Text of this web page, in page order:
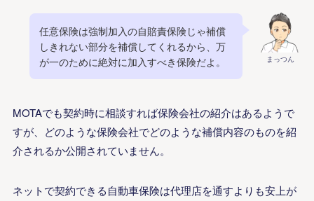
まっつん
任意保険は強制加入の自賠責保険じゃ補償
しきれない部分を補償してくれるから、万
が一のために絶対に加入すべき保険だよ。
MOTAでも契約時に相談すれば保険会社の紹介はあるようで
すが、どのような保険会社でどのような補償内容のものを紹
介されるか公開されていません。
ネットで契約できる自動車保険は代理店を通すよりも安上が